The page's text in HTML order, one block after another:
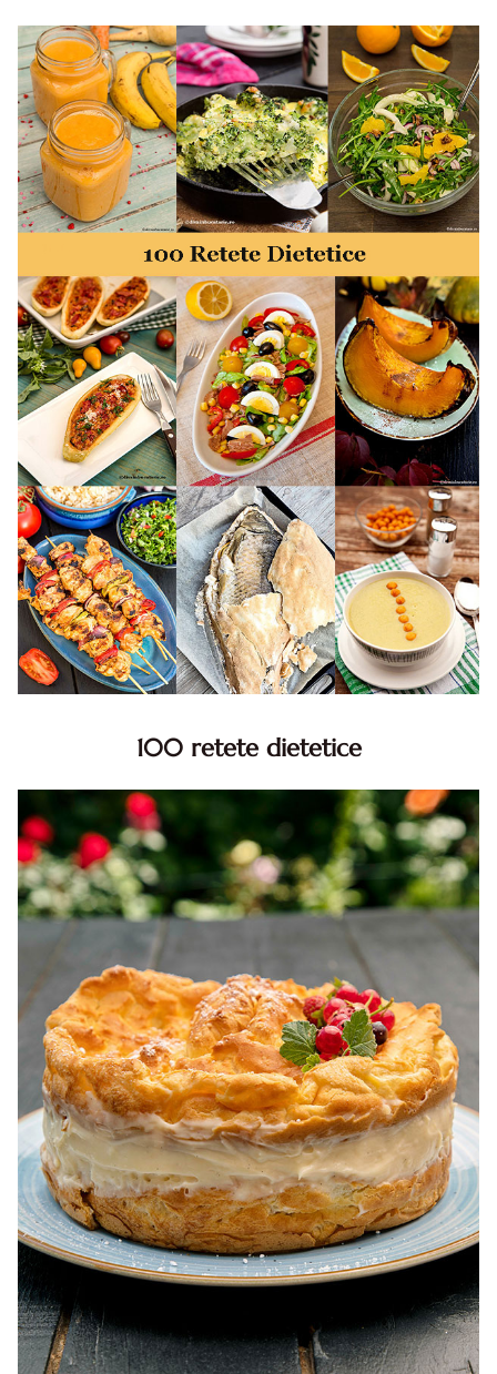
minute. Retete rapide. Retete rapide de mancare. Idei
retete mancare rapid
100 retete dietetice
dietetice. Idei retete dietetice. 100 Retete mancare
pentru dieta.